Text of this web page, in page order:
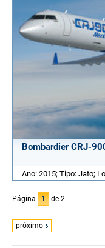
Bombardier CRJ-
Ano: 2015; Tipo: Jato;
Página 1 de 2
próximo